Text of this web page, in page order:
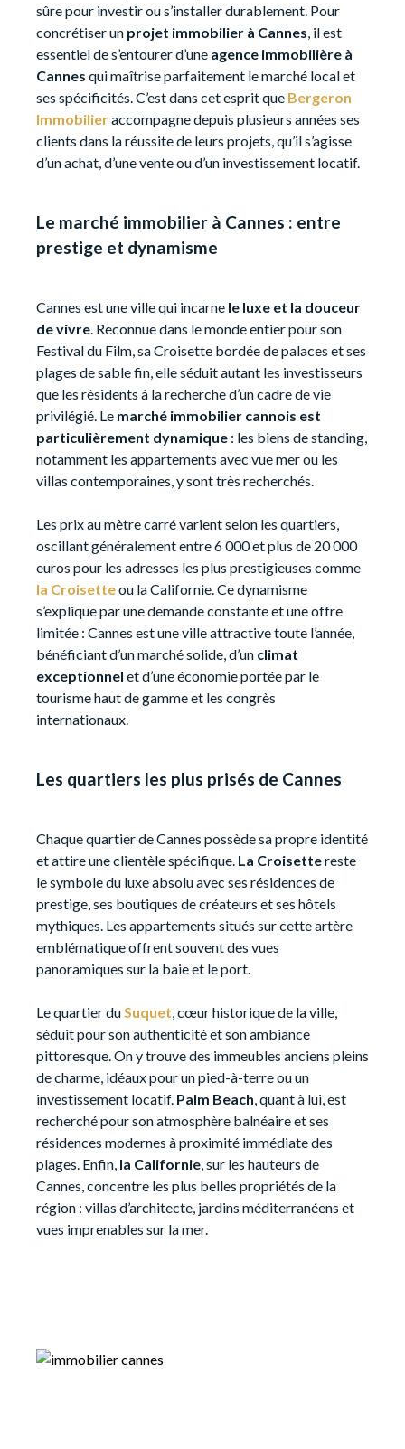
sûre pour investir ou s’installer durablement. Pour
concrétiser un projet immobilier à Cannes, il est
essentiel de s’entourer d’une agence immobilière à
Cannes qui maîtrise parfaitement le marché local et
ses spécificités. C’est dans cet esprit que Bergeron
Immobilieraccompagne depuis plusieurs années ses
clients dans la réussite de leurs projets, qu’il s’agisse
d’un achat, d’une vente ou d’un investissement locatif.
Le marché immobilier à Cannes : entre
prestige et dynamisme
Cannes est une ville qui incarne le luxe et la douceur
de vivre. Reconnue dans le monde entier pour son
Festival du Film, sa Croisette bordée de palaces et ses
plages de sable fin, elle séduit autant les investisseurs
que les résidents à la recherche d’un cadre de vie
privilégié. Le marché immobilier cannois est
particulièrement dynamique : les biens de standing,
notamment les appartements avec vue mer ou les
villas contemporaines, y sont très recherchés.
Les prix au mètre carré varient selon les quartiers,
oscillant généralement entre 6 000 et plus de 20 000
euros pour les adresses les plus prestigieuses comme
la Croisetteou la Californie. Ce dynamisme
s’explique par une demande constante et une offre
limitée : Cannes est une ville attractive toute l’année,
bénéficiant d’un marché solide, d’un climat
exceptionnel et d’une économie portée par le
tourisme haut de gamme et les congrès
internationaux.
Les quartiers les plus prisés de Cannes
Chaque quartier de Cannes possède sa propre identité
et attire une clientèle spécifique. La Croisettereste
le symbole du luxe absolu avec ses résidences de
prestige, ses boutiques de créateurs et ses hôtels
mythiques. Les appartements situés sur cette artère
emblématique offrent souvent des vues
panoramiques sur la baie et le port.
Le quartier duSuquet, cœur historique de la ville,
séduit pour son authenticité et son ambiance
pittoresque. On y trouve des immeubles anciens pleins
de charme, idéaux pour un pied-à-terre ou un
investissement locatif. Palm Beach, quant à lui, est
recherché pour son atmosphère balnéaire et ses
résidences modernes à proximité immédiate des
plages. Enfin, la Californie, sur les hauteurs de
Cannes, concentre les plus belles propriétés de la
région : villas d’architecte, jardins méditerranéens et
vues imprenables sur la mer.